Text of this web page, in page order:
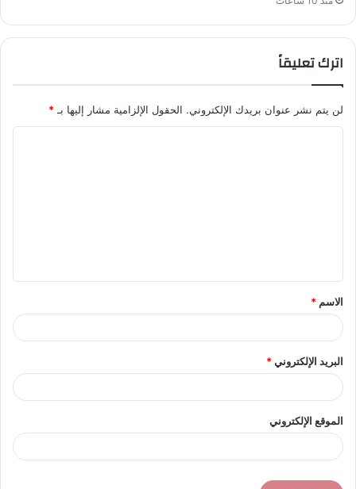
اترك تعليقاً
لن يتم نشر عنوان بريدك الإلكتروني. الحقول الإلزامية مشار إليها بـ*
ق
*
الاسم *
البريد الإلكتروني*
الموقع الإلكتروني